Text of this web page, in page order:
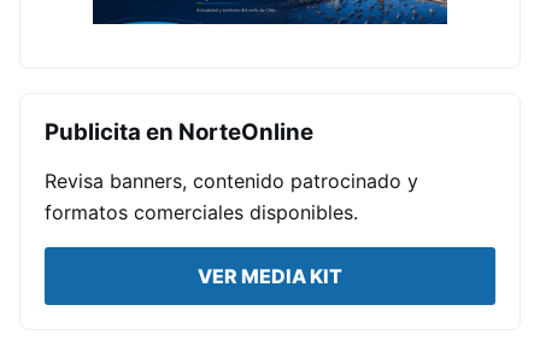
Publicita en NorteOnline
Revisa banners, contenido patrocinado y
formatos comerciales disponibles.
VER MEDIA KIT